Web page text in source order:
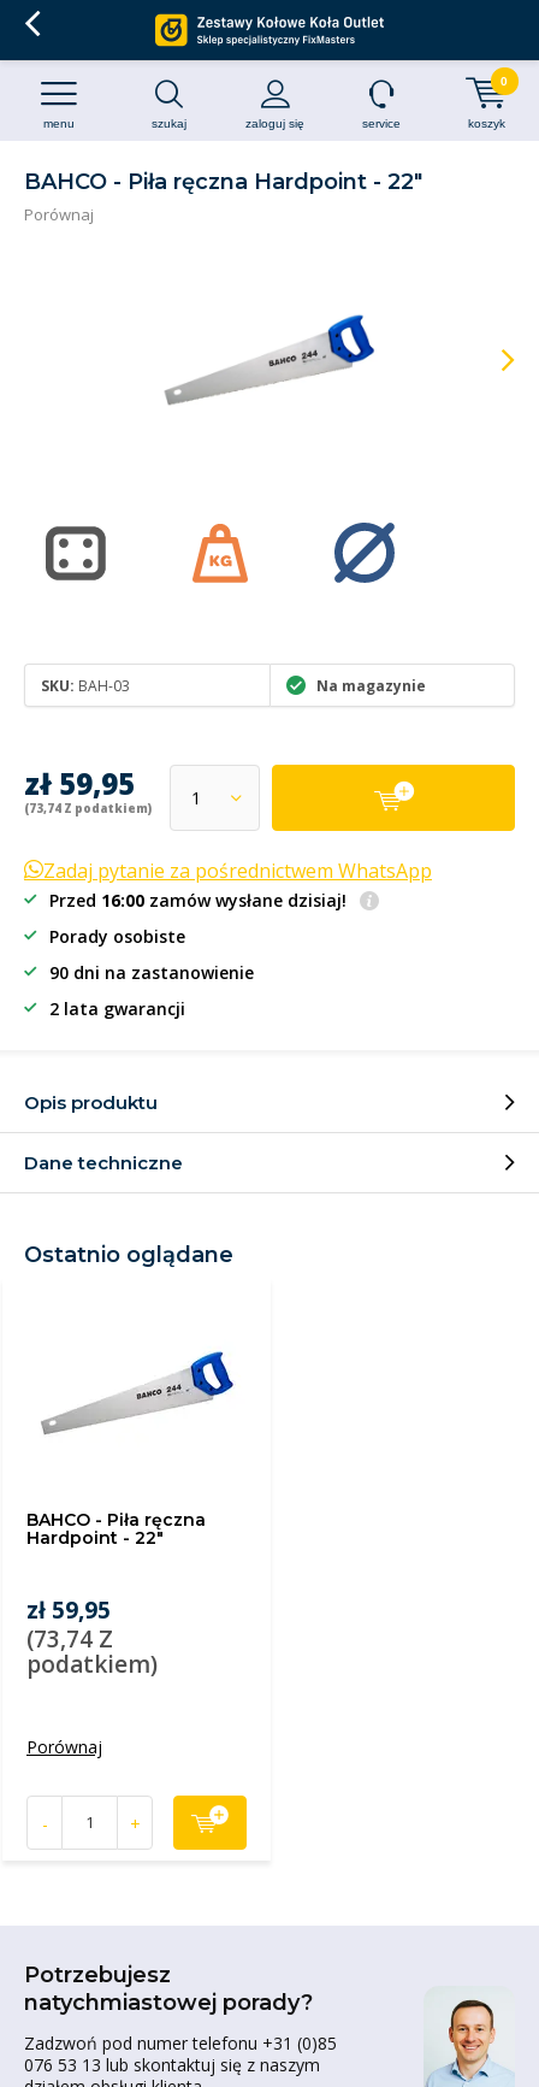
szukaj zaloguj się
menu service koszyk
0
BAHCO - Piła ręczna Hardpoint - 22"
Porównaj
SKU: BAH-03 Na magazynie
zł 59,95
(73,74 Z podatkiem)
Zadaj pytanie za pośrednictwem WhatsApp
Przed 16:00 zamów wysłane dzisiaj!
Porady osobiste
90 dni na zastanowienie
2 lata gwarancji
Opis produktu
Dane techniczne
Ostatnio oglądane
BAHCO - Piła ręczna
Hardpoint - 22"
zł 59,95
(73,74 Z
podatkiem)
Porównaj
- +
Potrzebujesz
natychmiastowej porady?
Zadzwoń pod numer telefonu +31 (0)85
076 53 13 lub skontaktuj się z naszym